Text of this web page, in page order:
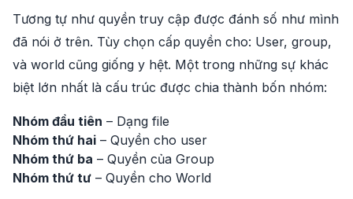
Tương tự như quyền truy cập được đánh số như mình
đã nói ở trên. Tùy chọn cấp quyền cho: User, group,
và world cũng giống y hệt. Một trong những sự khác
biệt lớn nhất là cấu trúc được chia thành bốn nhóm:
Nhóm đầu tiên – Dạng file
Nhóm thứ hai – Quyền cho user
Nhóm thứ ba – Quyền của Group
Nhóm thứ tư – Quyền cho World